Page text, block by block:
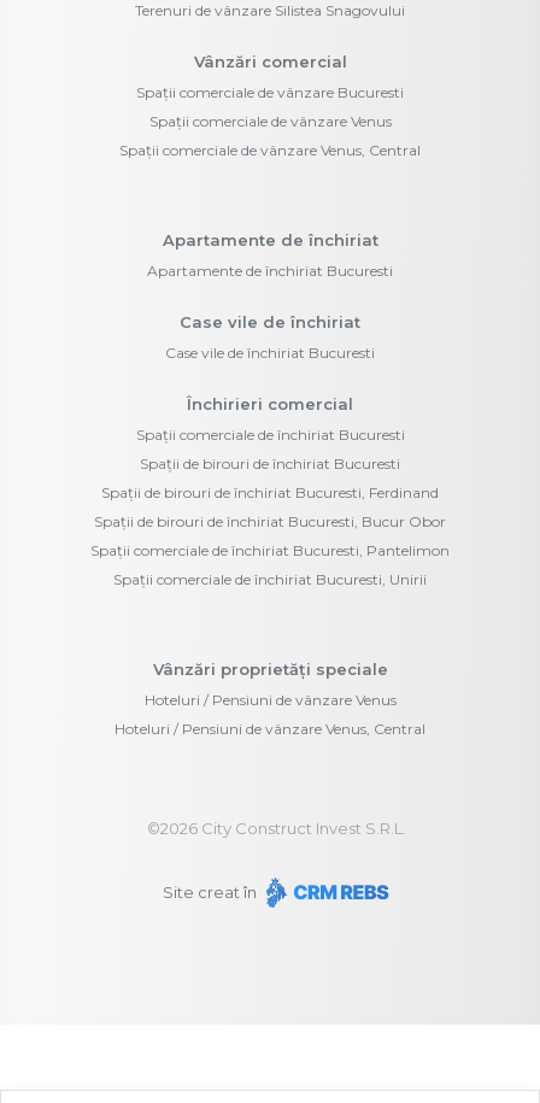
Terenuri de vânzare Silistea Snagovului
Vânzări comercial
Spații comerciale de vânzare Bucuresti
Spații comerciale de vânzare Venus
Spații comerciale de vânzare Venus, Central
Apartamente de închiriat
Apartamente de închiriat Bucuresti
Case vile de închiriat
Case vile de închiriat Bucuresti
Închirieri comercial
Spații comerciale de închiriat Bucuresti
Spații de birouri de închiriat Bucuresti
Spații de birouri de închiriat Bucuresti, Ferdinand
Spații de birouri de închiriat Bucuresti, Bucur Obor
Spații comerciale de închiriat Bucuresti, Pantelimon
Spații comerciale de închiriat Bucuresti, Unirii
Vânzări proprietăți speciale
Hoteluri / Pensiuni de vânzare Venus
Hoteluri / Pensiuni de vânzare Venus, Central
©2026City Construct Invest S.R.L.
Site creat în